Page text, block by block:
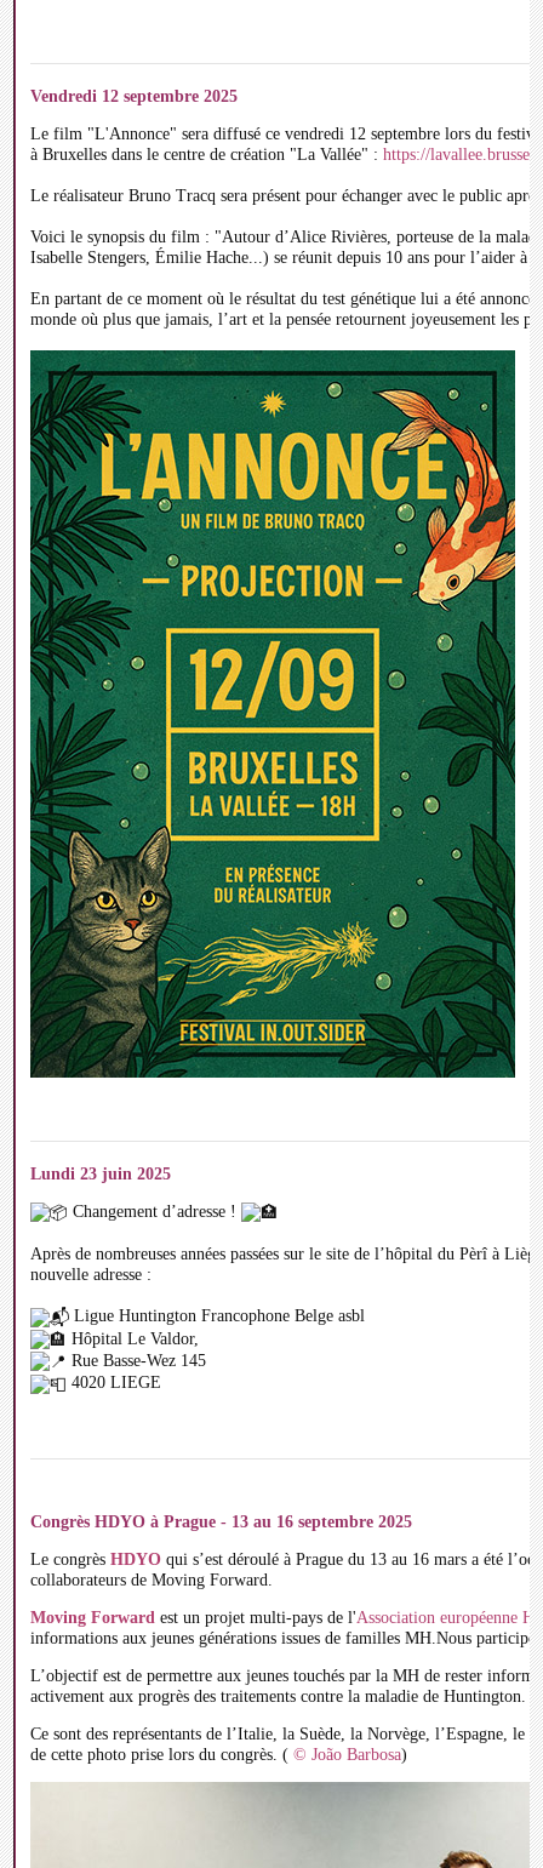
Vendredi 12 septembre 2025
Le film "L'Annonce" sera diffusé ce vendredi 12 septembre lors du
à Bruxelles dans le centre de création "La Vallée" :https://
Le réalisateur Bruno Tracq sera présent pour échanger avec le public après
Voici le synopsis du film : "Autour d’Alice Rivières, porteuse de la
Isabelle Stengers, Émilie Hache...) se réunit depuis 10 ans pour l’aider à
En partant de ce moment où le résultat du test génétique lui a été
monde où plus que jamais, l’art et la pensée retournent joyeusement les
Lundi 23 juin 2025
Changement d’adresse !
Après de nombreuses années passées sur le site de l’hôpital du Pèrî à
nouvelle adresse :
Ligue Huntington Francophone Belge asbl
Hôpital Le Valdor,
Rue Basse-Wez 145
4020 LIEGE
Congrès HDYO à Prague - 13 au 16 septembre 2025
Le congrèsHDYO qui s’est déroulé à Prague du 13 au 16 mars a été
collaborateurs de Moving Forward.
Moving Forward est un projet multi-pays de l'Association européenne
informations aux jeunes générations issues de familles MH.Nous
L’objectif est de permettre aux jeunes touchés par la MH de rester
activement aux progrès des traitements contre la maladie de Huntington.
Ce sont des représentants de l’Italie, la Suède, la Norvège, l’Espagne,
de cette photo prise lors du congrès. (© João Barbosa)